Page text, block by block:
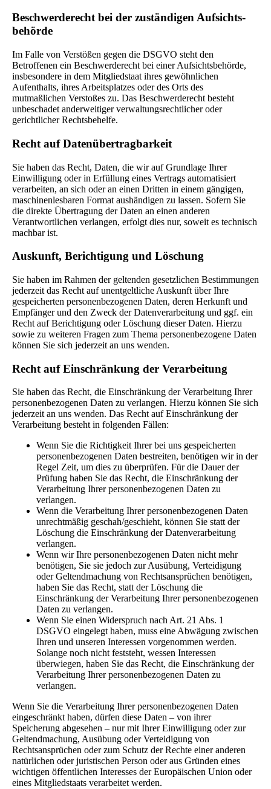
Beschwerde­recht bei der zuständigen Aufsichts­
behörde
Im Falle von Verstößen gegen die DSGVO steht den
Betroffenen ein Beschwerderecht bei einer Aufsichtsbehörde,
insbesondere in dem Mitgliedstaat ihres gewöhnlichen
Aufenthalts, ihres Arbeitsplatzes oder des Orts des
mutmaßlichen Verstoßes zu. Das Beschwerderecht besteht
unbeschadet anderweitiger verwaltungsrechtlicher oder
gerichtlicher Rechtsbehelfe.
Recht auf Daten­übertrag­barkeit
Sie haben das Recht, Daten, die wir auf Grundlage Ihrer
Einwilligung oder in Erfüllung eines Vertrags automatisiert
verarbeiten, an sich oder an einen Dritten in einem gängigen,
maschinenlesbaren Format aushändigen zu lassen. Sofern Sie
die direkte Übertragung der Daten an einen anderen
Verantwortlichen verlangen, erfolgt dies nur, soweit es technisch
machbar ist.
Auskunft, Berichtigung und Löschung
Sie haben im Rahmen der geltenden gesetzlichen Bestimmungen
jederzeit das Recht auf unentgeltliche Auskunft über Ihre
gespeicherten personenbezogenen Daten, deren Herkunft und
Empfänger und den Zweck der Datenverarbeitung und ggf. ein
Recht auf Berichtigung oder Löschung dieser Daten. Hierzu
sowie zu weiteren Fragen zum Thema personenbezogene Daten
können Sie sich jederzeit an uns wenden.
Recht auf Einschränkung der Verarbeitung
Sie haben das Recht, die Einschränkung der Verarbeitung Ihrer
personenbezogenen Daten zu verlangen. Hierzu können Sie sich
jederzeit an uns wenden. Das Recht auf Einschränkung der
Verarbeitung besteht in folgenden Fällen:
Wenn Sie die Richtigkeit Ihrer bei uns gespeicherten
personenbezogenen Daten bestreiten, benötigen wir in der
Regel Zeit, um dies zu überprüfen. Für die Dauer der
Prüfung haben Sie das Recht, die Einschränkung der
Verarbeitung Ihrer personenbezogenen Daten zu
verlangen.
Wenn die Verarbeitung Ihrer personenbezogenen Daten
unrechtmäßig geschah/geschieht, können Sie statt der
Löschung die Einschränkung der Datenverarbeitung
verlangen.
Wenn wir Ihre personenbezogenen Daten nicht mehr
benötigen, Sie sie jedoch zur Ausübung, Verteidigung
oder Geltendmachung von Rechtsansprüchen benötigen,
haben Sie das Recht, statt der Löschung die
Einschränkung der Verarbeitung Ihrer personenbezogenen
Daten zu verlangen.
Wenn Sie einen Widerspruch nach Art. 21 Abs. 1
DSGVO eingelegt haben, muss eine Abwägung zwischen
Ihren und unseren Interessen vorgenommen werden.
Solange noch nicht feststeht, wessen Interessen
überwiegen, haben Sie das Recht, die Einschränkung der
Verarbeitung Ihrer personenbezogenen Daten zu
verlangen.
Wenn Sie die Verarbeitung Ihrer personenbezogenen Daten
eingeschränkt haben, dürfen diese Daten – von ihrer
Speicherung abgesehen – nur mit Ihrer Einwilligung oder zur
Geltendmachung, Ausübung oder Verteidigung von
Rechtsansprüchen oder zum Schutz der Rechte einer anderen
natürlichen oder juristischen Person oder aus Gründen eines
wichtigen öffentlichen Interesses der Europäischen Union oder
eines Mitgliedstaats verarbeitet werden.